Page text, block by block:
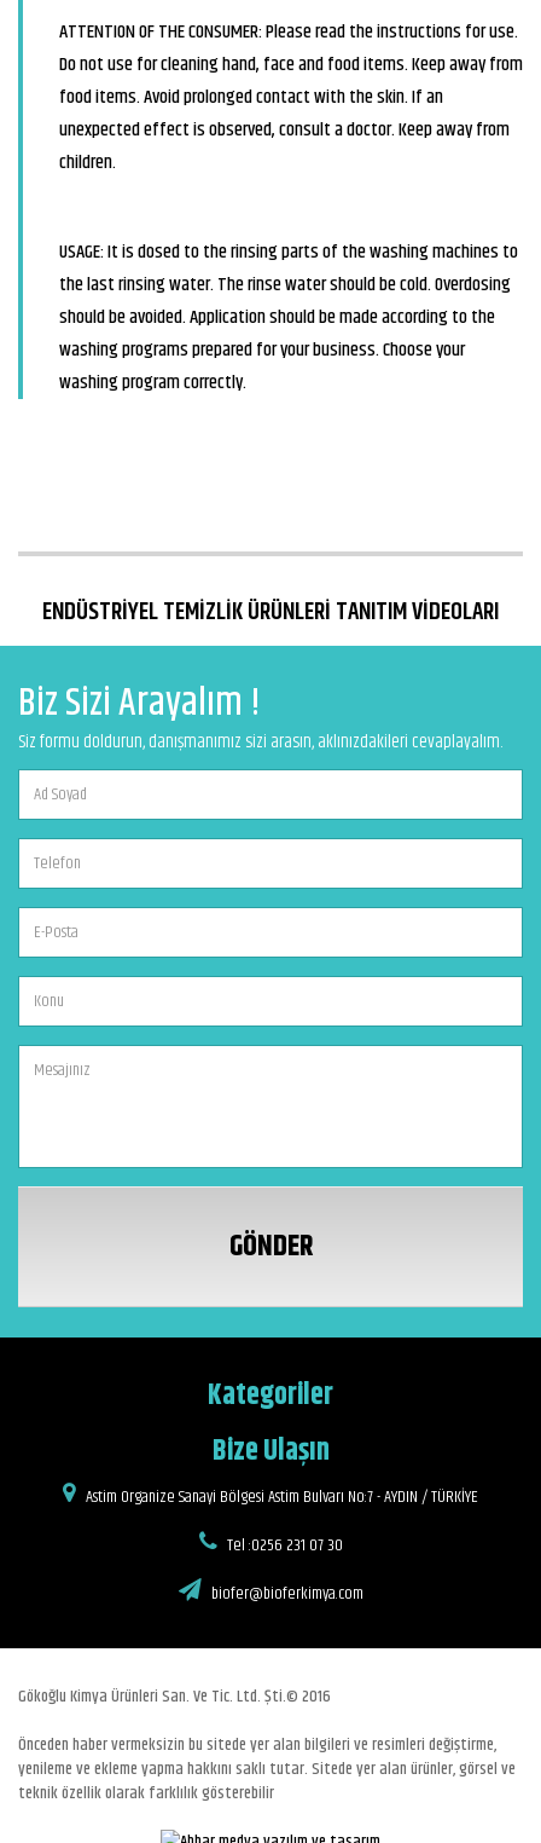
ATTENTION OF THE CONSUMER: Please read the instructions for use.
Do not use for cleaning hand, face and food items. Keep away from
food items. Avoid prolonged contact with the skin. If an
unexpected effect is observed, consult a doctor. Keep away from
children.
USAGE: It is dosed to the rinsing parts of the washing machines to
the last rinsing water. The rinse water should be cold. Overdosing
should be avoided. Application should be made according to the
washing programs prepared for your business. Choose your
washing program correctly.
ENDÜSTRİYEL TEMİZLİK ÜRÜNLERİ TANITIM VİDEOLARI
Biz Sizi Arayalım !
Siz formu doldurun, danışmanımız sizi arasın, aklınızdakileri cevaplayalım.
GÖNDER
Kategoriler
Bize Ulaşın
Astim Organize Sanayi Bölgesi Astim Bulvarı No:7 - AYDIN / TÜRKİYE
Tel :0256 231 07 30
biofer@bioferkimya.com
Gökoğlu Kimya Ürünleri San. Ve Tic. Ltd. Şti.© 2016
Önceden haber vermeksizin bu sitede yer alan bilgileri ve resimleri değiştirme,
yenileme ve ekleme yapma hakkını saklı tutar. Sitede yer alan ürünler, görsel ve
teknik özellik olarak farklılık gösterebilir